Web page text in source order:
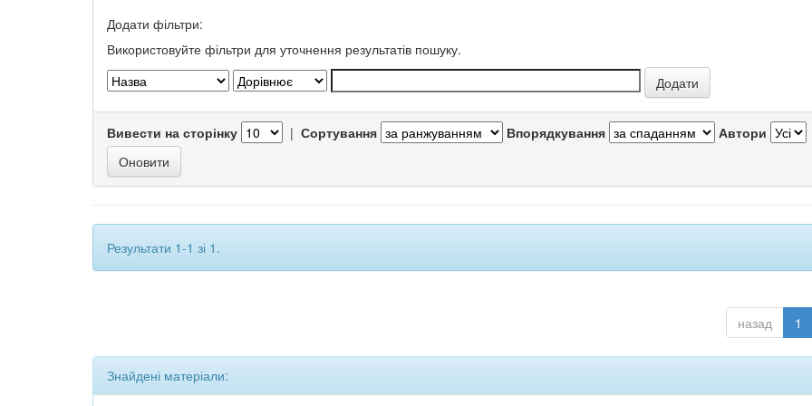
Додати фільтри:
Використовуйте фільтри для уточнення результатів пошуку.
Вивести на сторінку | Сортування Впорядкування Автори
Результати 1-1 зі 1.
назад 1
Знайдені матеріали: